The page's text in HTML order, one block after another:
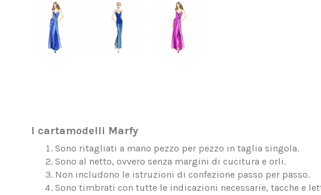
I cartamodelli Marfy
Sono ritagliati a mano pezzo per pezzo in taglia singola.
Sono al netto, ovvero senza margini di cucitura e orli.
Non includono le istruzioni di confezione passo per passo.
Sono timbrati con tutte le indicazioni necessarie, tacche e